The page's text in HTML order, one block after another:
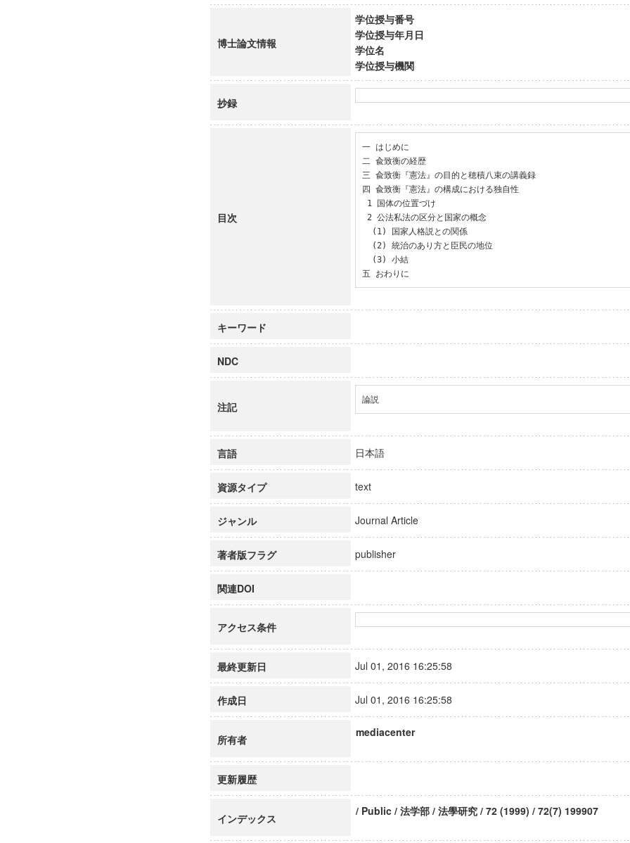
博士論文情報
学位授与番号
学位授与年月日
学位名
学位授与機関
抄録
目次
一 はじめに
二 兪致衡の経歴
三 兪致衡『憲法』の目的と穂積八束の講義録
四 兪致衡『憲法』の構成における独自性
五 おわりに
キーワード
NDC
注記
論説
言語 日本語
資源タイプ text
ジャンル Journal Article
著者版フラグ publisher
関連DOI
アクセス条件
最終更新日 Jul 01, 2016 16:25:58
作成日 Jul 01, 2016 16:25:58
所有者
mediacenter
更新履歴
インデックス
/ Public / 法学部 / 法學研究 / 72 (1999) / 72(7) 199907